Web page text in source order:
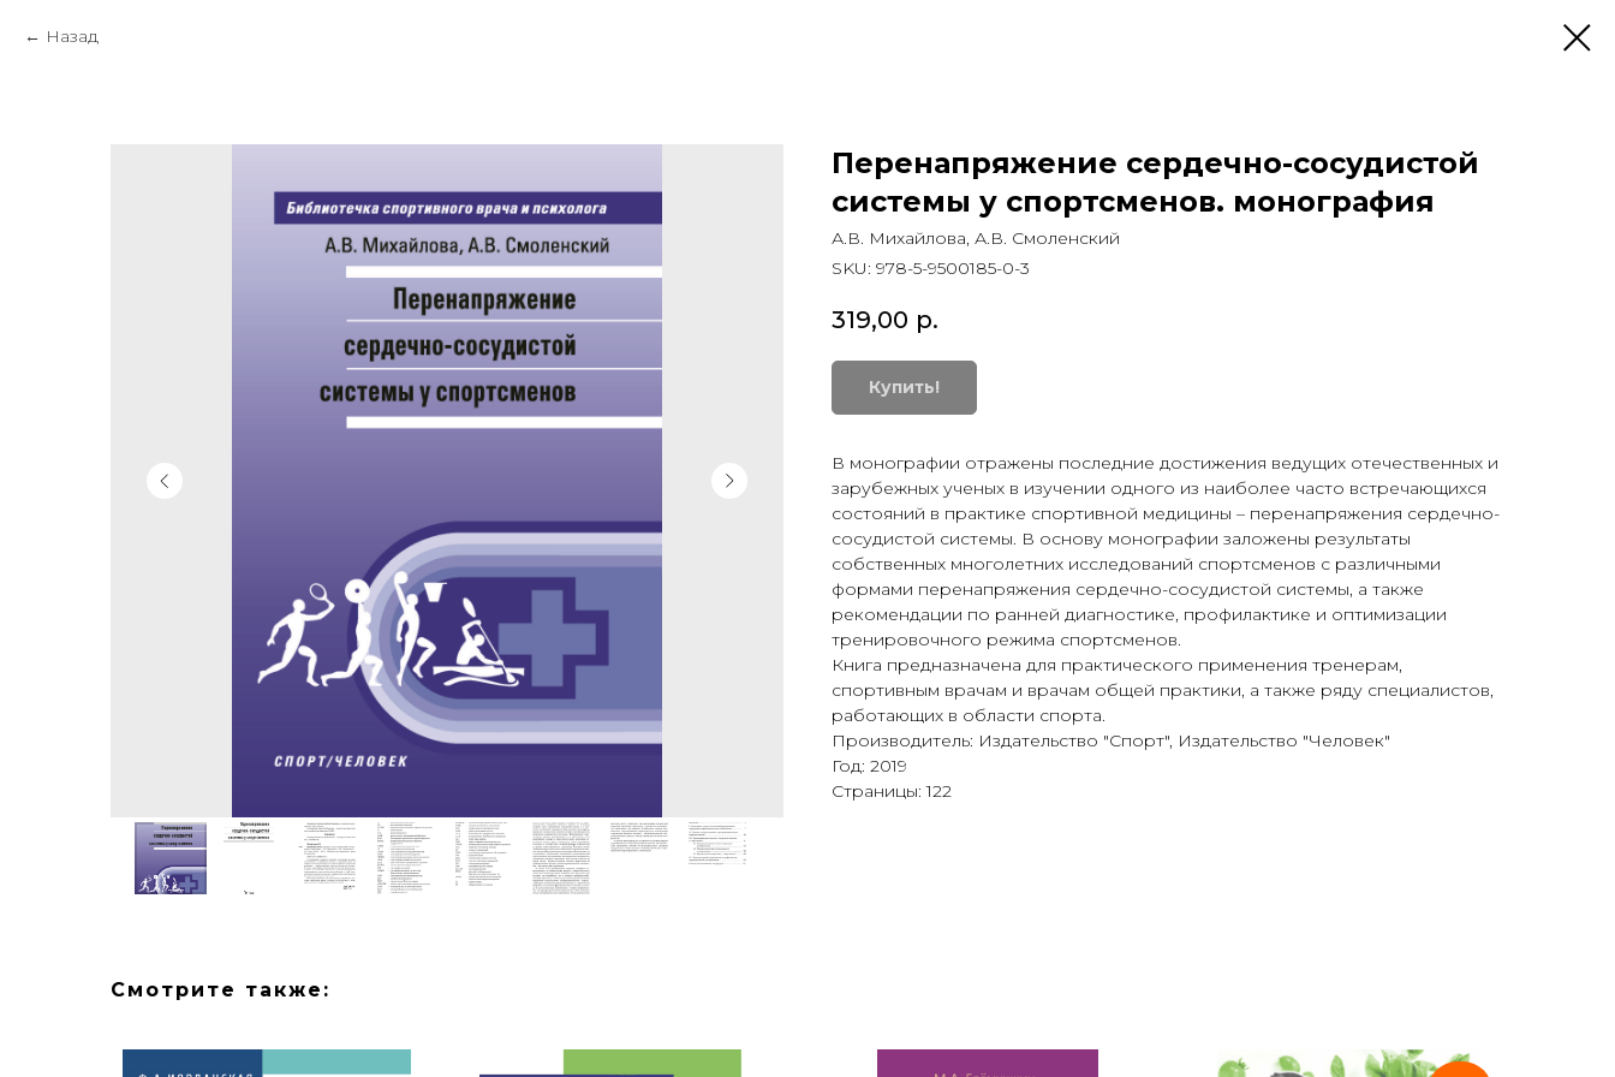
Назад
Перенапряжение сердечно-сосудистой
системы у спортсменов. монография
А.В. Михайлова, А.В. Смоленский
SKU: 978-5-9500185-0-3
319,00 р.
Купить!
В монографии отражены последние достижения ведущих отечественных и
зарубежных ученых в изучении одного из наиболее часто встречающихся
состояний в практике спортивной медицины – перенапряжения сердечно-
сосудистой системы. В основу монографии заложены результаты
собственных многолетних исследований спортсменов с различными
формами перенапряжения сердечно-сосудистой системы, а также
рекомендации по ранней диагностике, профилактике и оптимизации
тренировочного режима спортсменов.
Книга предназначена для практического применения тренерам,
спортивным врачам и врачам общей практики, а также ряду специалистов,
работающих в области спорта.
Производитель: Издательство "Спорт", Издательство "Человек"
Год: 2019
Страницы: 122
Смотрите также: